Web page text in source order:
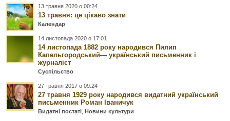
13 травня 2020 о 00:24
13 травня: це цікаво знати
Календар
14 листопада 2020 о 17:01
14 листопада 1882 року народився Пилип
Капельгородський— український письменник і
журналіст
Суспільство
27 травня 2017 о 09:24
27 травня 1929 року народився видатний український
письменник Роман Іваничук
Видатні постаті ,Новини культури